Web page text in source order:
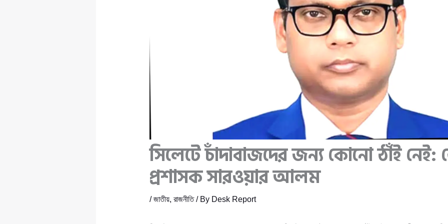
সিলেটে চাঁদাবাজদের জন্য কোনো ঠাঁই নেই:
প্রশাসক সারওয়ার আলম
/জাতীয়, রাজনীতি/ By Desk Report